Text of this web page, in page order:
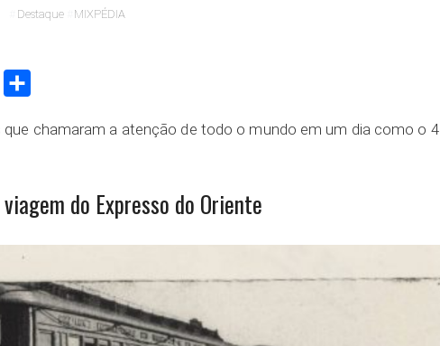
Destaque MIXPÉDIA
Email
chamaram a atenção de todo o mundo em um dia como o 4
do Expresso do Oriente